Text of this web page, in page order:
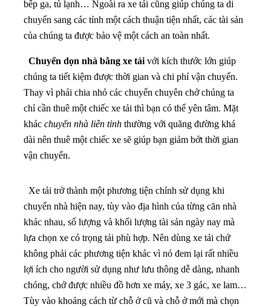
bếp ga, tủ lạnh… Ngoài ra xe tải cũng giúp chúng ta di
chuyển sang các tỉnh một cách thuận tiện nhất, các tài sản
của chúng ta được bảo vệ một cách an toàn nhất.
Chuyển dọn nhà bằng xe tải với kích thước lớn giúp
chúng ta tiết kiệm được thời gian và chi phí vận chuyển.
Thay vì phải chia nhỏ các chuyến chuyên chở chúng ta
chỉ cần thuê một chiếc xe tải thì bạn có thể yên tâm. Mặt
khác chuyển nhà liên tỉnh thường với quãng đường khá
dài nên thuê một chiếc xe sẽ giúp bạn giảm bớt thời gian
vận chuyển.
Xe tải trở thành một phương tiện chính sử dụng khi
chuyển nhà hiện nay, tùy vào địa hình của từng căn nhà
khác nhau, số lượng và khối lượng tài sản ngày nay mà
lựa chọn xe có trọng tải phù hợp. Nên dùng xe tải chứ
không phải các phương tiện khác vì nó đem lại rất nhiều
lợi ích cho người sử dụng như lưu thông dễ dàng, nhanh
chóng, chở được nhiều đồ hơn xe máy, xe 3 gác, xe lam…
Tùy vào khoảng cách từ chỗ ở cũ và chỗ ở mới mà chọn